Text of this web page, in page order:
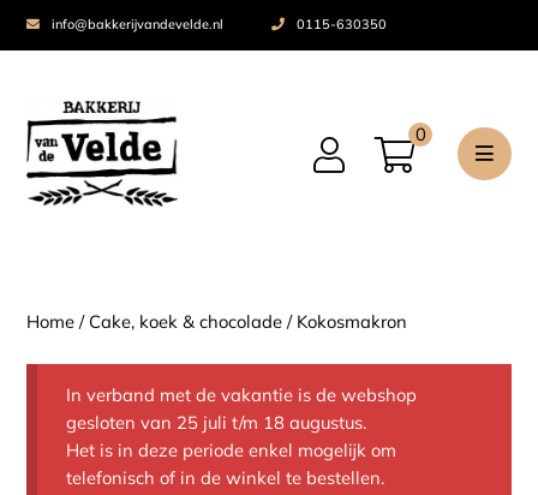
info@bakkerijvandevelde.nl 0115-630350
0
Home / Cake, koek & chocolade / Kokosmakron
In verband met de vakantie is de webshop
gesloten van 25 juli t/m 18 augustus.
Het is in deze periode enkel mogelijk om
telefonisch of in de winkel te bestellen.